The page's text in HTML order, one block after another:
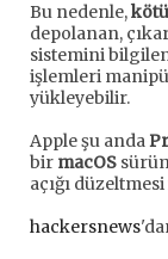
Bu nedenle,
depolanan,
sistemini
işlemleri
yükleyebilir.
Apple şu anda
bir macOS
açığı
hackersnews